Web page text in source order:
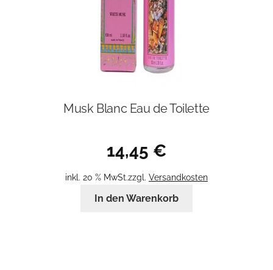
Musk Blanc Eau de Toilette
14,45 €
inkl. 20 % MwSt.zzgl. Versandkosten
In den Warenkorb